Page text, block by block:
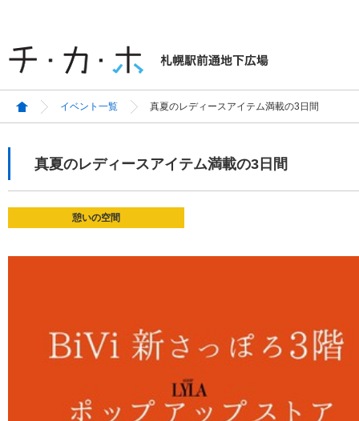
イベント一覧 真夏のレディースアイテム満載の3日間
真夏のレディースアイテム満載の3日間
憩いの空間